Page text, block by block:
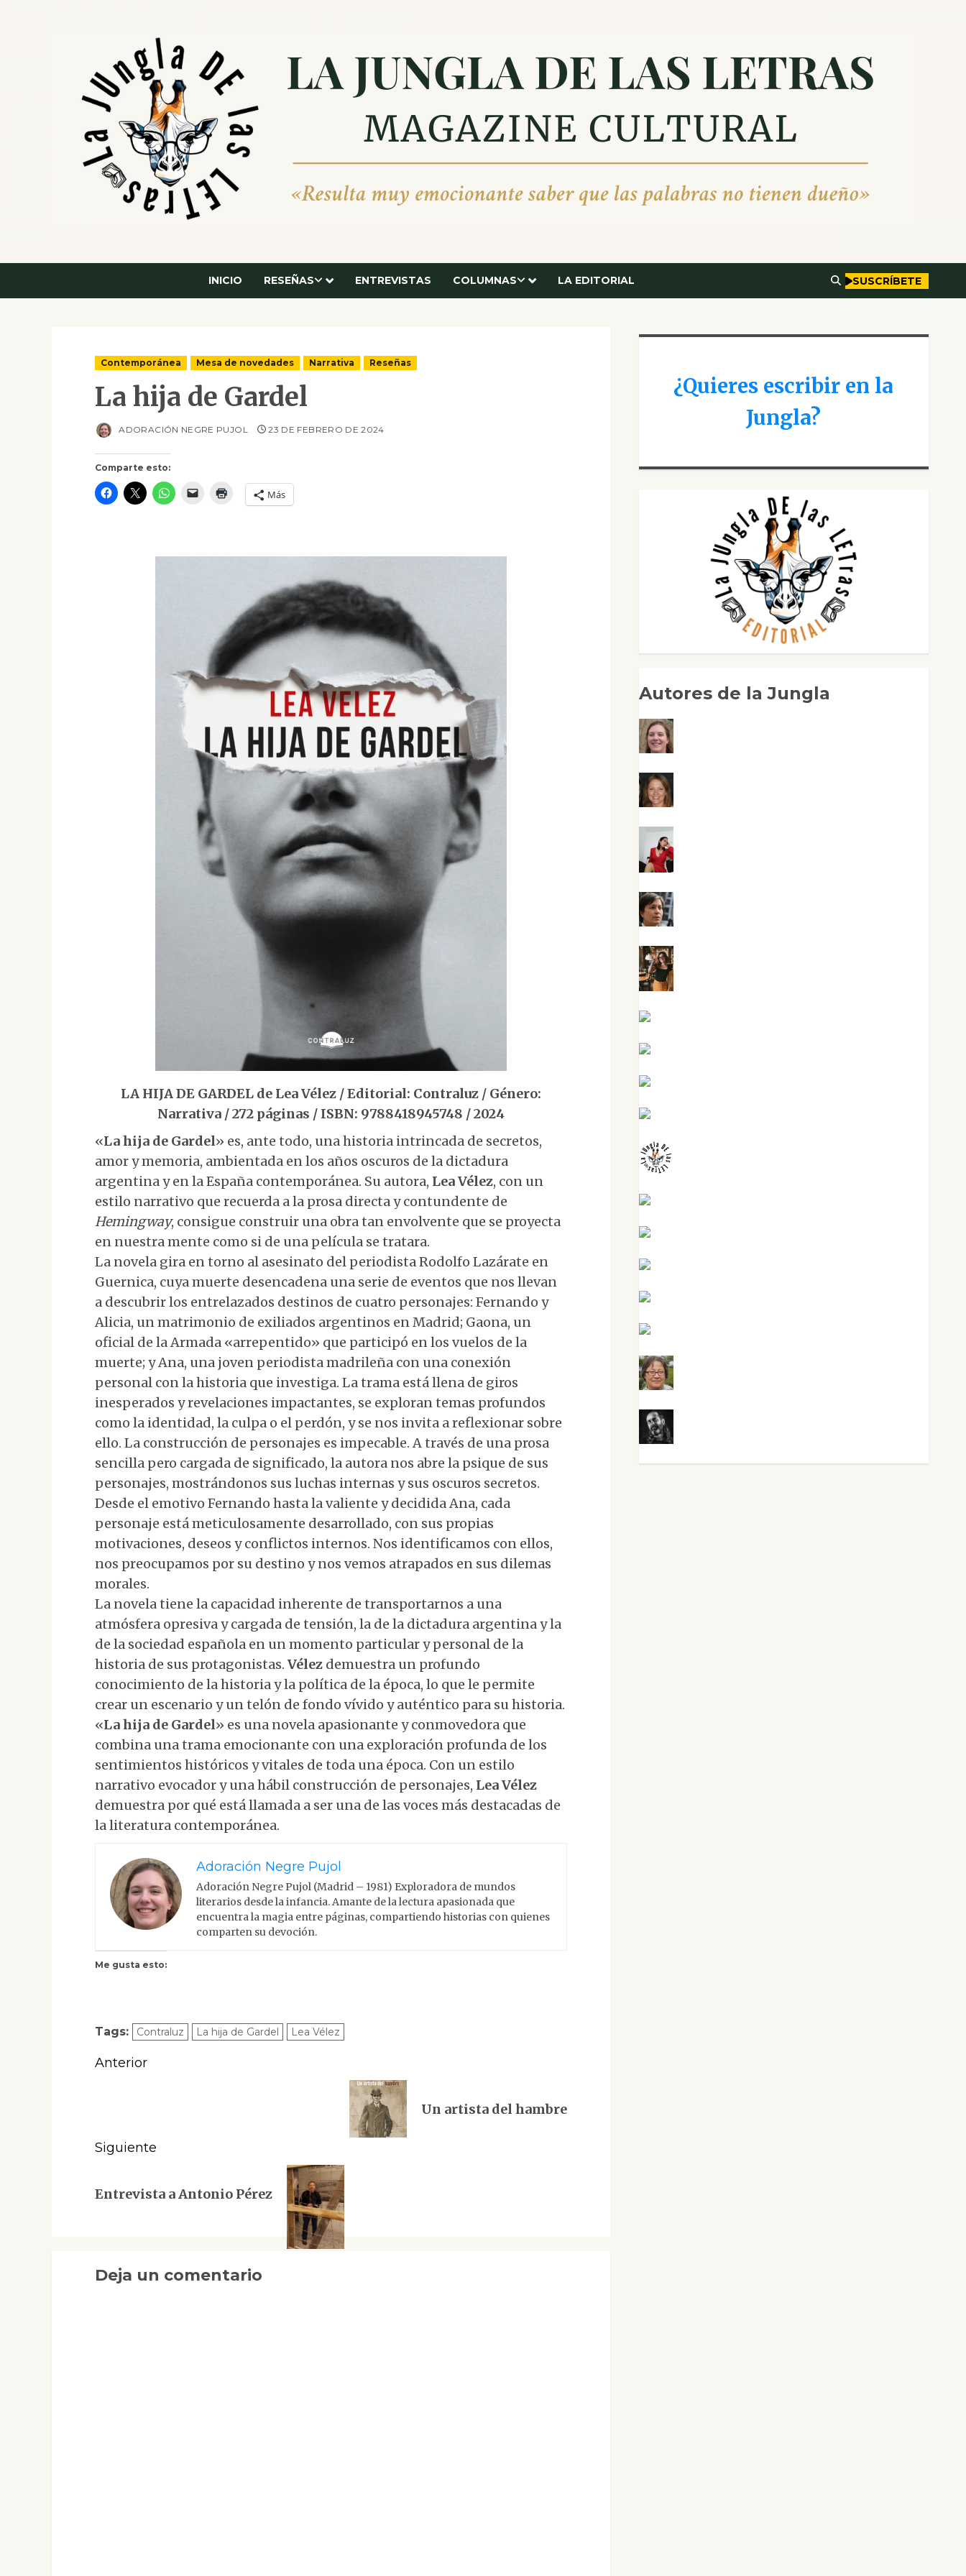
INICIO RESEÑAS ENTREVISTAS COLUMNAS LA EDITORIAL SUSCRÍBETE
Contemporánea Mesa de novedades Narrativa Reseñas
La hija de Gardel
Comparte esto:
Más
ADORACIÓN NEGRE PUJOL 23 DE FEBRERO DE 2024
LA HIJA DE GARDEL de Lea Vélez / Editorial: Contraluz / Género:
Narrativa / 272 páginas / ISBN: 9788418945748 / 2024
«La hija de Gardel» es, ante todo, una historia intrincada de secretos,
amor y memoria, ambientada en los años oscuros de la dictadura
argentina y en la España contemporánea. Su autora, Lea Vélez, con un
estilo narrativo que recuerda a la prosa directa y contundente de
Hemingway, consigue construir una obra tan envolvente que se proyecta
en nuestra mente como si de una película se tratara.
La novela gira en torno al asesinato del periodista Rodolfo Lazárate en
Guernica, cuya muerte desencadena una serie de eventos que nos llevan
a descubrir los entrelazados destinos de cuatro personajes: Fernando y
Alicia, un matrimonio de exiliados argentinos en Madrid; Gaona, un
oficial de la Armada «arrepentido» que participó en los vuelos de la
muerte; y Ana, una joven periodista madrileña con una conexión
personal con la historia que investiga. La trama está llena de giros
inesperados y revelaciones impactantes, se exploran temas profundos
como la identidad, la culpa o el perdón, y se nos invita a reflexionar sobre
ello. La construcción de personajes es impecable. A través de una prosa
sencilla pero cargada de significado, la autora nos abre la psique de sus
personajes, mostrándonos sus luchas internas y sus oscuros secretos.
Desde el emotivo Fernando hasta la valiente y decidida Ana, cada
personaje está meticulosamente desarrollado, con sus propias
motivaciones, deseos y conflictos internos. Nos identificamos con ellos,
nos preocupamos por su destino y nos vemos atrapados en sus dilemas
morales.
La novela tiene la capacidad inherente de transportarnos a una
atmósfera opresiva y cargada de tensión, la de la dictadura argentina y la
de la sociedad española en un momento particular y personal de la
historia de sus protagonistas. Vélez demuestra un profundo
conocimiento de la historia y la política de la época, lo que le permite
crear un escenario y un telón de fondo vívido y auténtico para su historia.
«La hija de Gardel» es una novela apasionante y conmovedora que
combina una trama emocionante con una exploración profunda de los
sentimientos históricos y vitales de toda una época. Con un estilo
narrativo evocador y una hábil construcción de personajes, Lea Vélez
demuestra por qué está llamada a ser una de las voces más destacadas de
la literatura contemporánea.
Adoración Negre Pujol
Adoración Negre Pujol (Madrid – 1981) Exploradora de mundos
literarios desde la infancia. Amante de la lectura apasionada que
encuentra la magia entre páginas, compartiendo historias con quienes
comparten su devoción.
Me gusta esto:
Tags: Contraluz La hija de Gardel Lea Vélez
Navegación
Anterior
Un artista del hambre
Siguiente
entrada:
Entrevista a Antonio Pérez
Deja un comentario
¿Quieres escribir en la
Jungla?
Autores de la Jungla